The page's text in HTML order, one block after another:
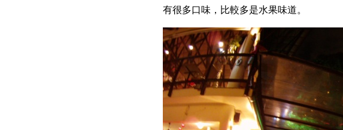
有很多口味，比較多是水果味道。